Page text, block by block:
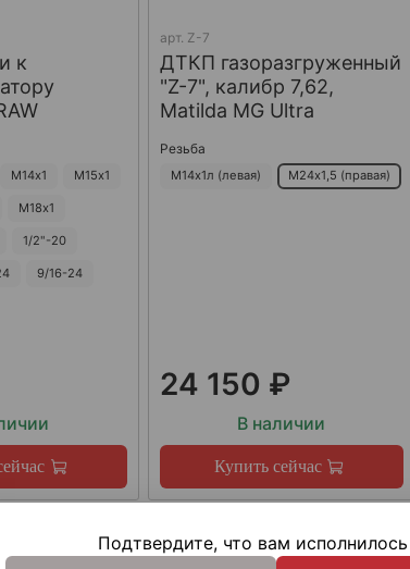
к
М14х1 М15х1
М18х1
1/2"-20
9/16-24
арт. Z-7
ДТКП газоразгруженный
"Z-7", калибр 7,62,
Matilda MG Ultra
Резьба
М14х1л (левая) М24х1,5 (правая)
24 150 ₽
В наличии
Купить сейчас
Подтвердите, что вам исполнилось